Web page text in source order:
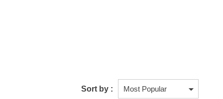
Sort by :